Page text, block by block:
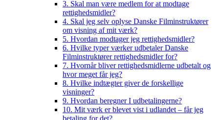
3. Skal man være medlem for at modtage
rettighedsmidler?
4. Skal jeg selv oplyse Danske Filminstruktører
om visning af mit værk?
5. Hvordan modtager jeg rettighedsmidler?
6. Hvilke typer værker udbetaler Danske
Filminstruktører rettighedsmidler for?
7. Hvornår bliver rettighedsmidlerne udbetalt og
hvor meget får jeg?
8. Hvilke indtægter giver de forskellige
visninger?
9. Hvordan beregner I udbetalingerne?
10. Mit værk er blevet vist i udlandet – får jeg
betaling for det?